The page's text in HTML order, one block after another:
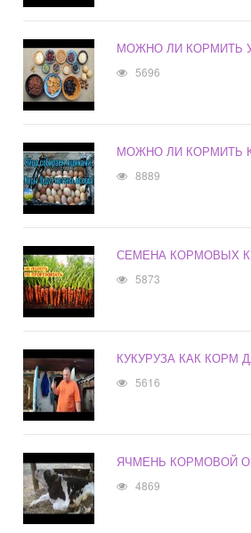
МОЖНО ЛИ КОРМИТЬ
5696
МОЖНО ЛИ КОРМИТЬ
8889
СЕМЕНА КОРМОВЫХ
5873
КУКУРУЗА КАК КОРМ
5616
ЯЧМЕНЬ КОРМОВОЙ
4869